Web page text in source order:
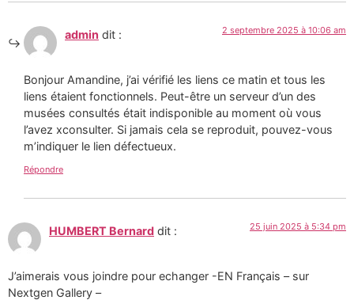
admin dit : 2 septembre 2025 à 10:06 am
Bonjour Amandine, j’ai vérifié les liens ce matin et tous les
liens étaient fonctionnels. Peut-être un serveur d’un des
musées consultés était indisponible au moment où vous
l’avez xconsulter. Si jamais cela se reproduit, pouvez-vous
m’indiquer le lien défectueux.
Répondre
HUMBERT Bernard dit : 25 juin 2025 à 5:34 pm
J’aimerais vous joindre pour echanger -EN Français – sur
Nextgen Gallery –